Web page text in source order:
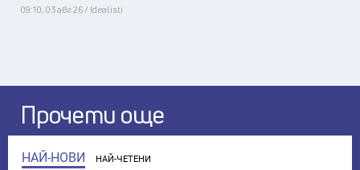
09:10, 03 авг 26 / Idealisti
Прочети още
НАЙ-НОВИ НАЙ-ЧЕТЕНИ